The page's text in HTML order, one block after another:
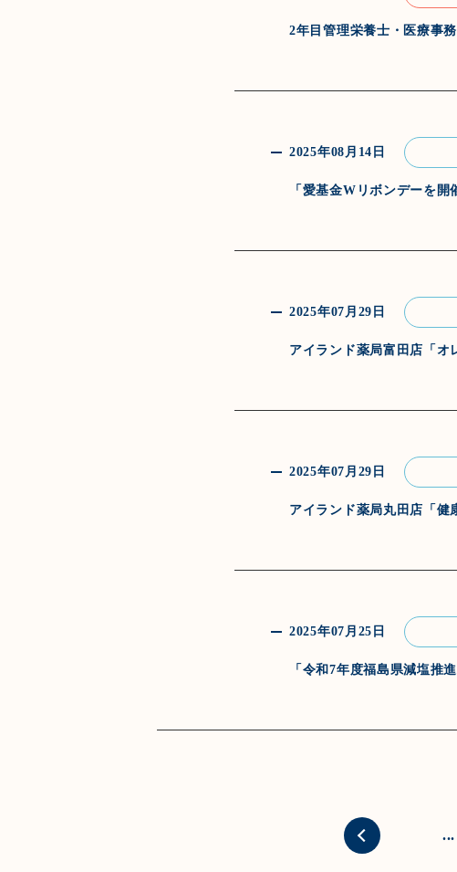
2年目管理栄養士・医療事
2025年08月14日
「愛基金Wリボンデーを開
2025年07月29日
アイランド薬局富田店「オ
2025年07月29日
アイランド薬局丸田店「健
2025年07月25日
「令和7年度福島県減塩推
...